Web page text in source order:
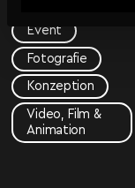
Event
Fotografie
Konzeption
Video, Film &
Animation